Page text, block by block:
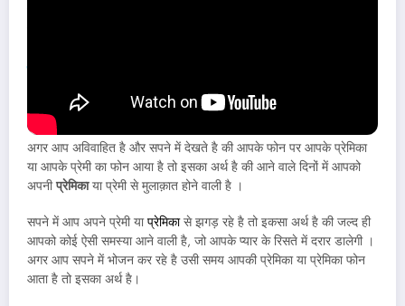
premi ka phone aana
अगर आप अविवाहित है और सपने में देखते है की आपके फोन पर आपके प्रेमिका
या आपके प्रेमी का फोन आया है तो इसका अर्थ है की आने वाले दिनों में आपको
अपनीप्रेमिकाया प्रेमी से मुलाक़ात होने वाली है ।
सपने में आप अपने प्रेमी याप्रेमिकासे झगड़ रहे है तो इकसा अर्थ है की जल्द ही
आपको कोई ऐसी समस्या आने वाली है, जो आपके प्यार के रिसते में दरार डालेगी ।
अगर आप सपने में भोजन कर रहे है उसी समय आपकी प्रेमिका या प्रेमिका फोन
आता है तो इसका अर्थ है।